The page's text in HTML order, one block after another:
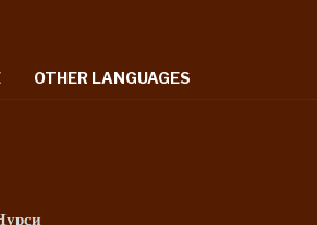
OTHER LANGUAGES